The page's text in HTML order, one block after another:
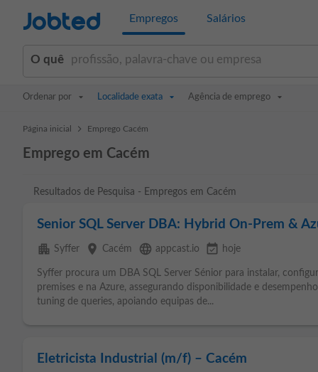
Jobted Empregos Salários
O quê
Ordenar por Localidade exata Agência de emprego
Página inicial > Emprego Cacém
Emprego em Cacém
Resultados de Pesquisa - Empregos em Cacém
Senior SQL Server DBA: Hybrid On-Prem &
apartment Syffer place Cacém language appcast.io event_available hoje
Syffer procura um DBA SQL Server Sénior para instalar,
premises e na Azure, assegurando disponibilidade e
tuning de queries, apoiando equipas de...
Eletricista Industrial (m/f) – Cacém